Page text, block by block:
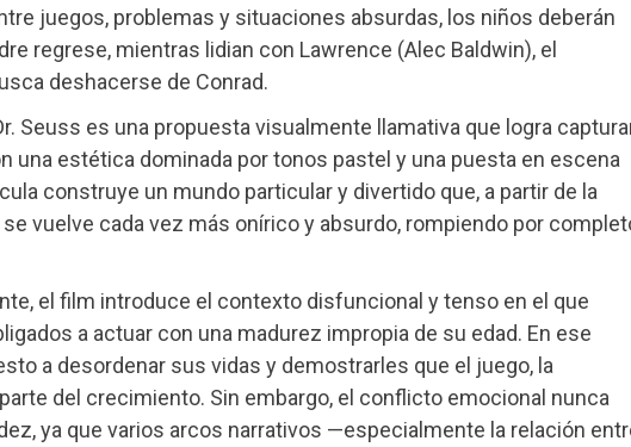
juegos, problemas y situaciones absurdas, los niños deberán
regrese, mientras lidian con Lawrence (Alec Baldwin), el
deshacerse de Conrad.
Seuss es una propuesta visualmente llamativa que logra
una estética dominada por tonos pastel y una puesta en escena
construye un mundo particular y divertido que, a partir de la
se vuelve cada vez más onírico y absurdo, rompiendo por
el film introduce el contexto disfuncional y tenso en el que
a actuar con una madurez impropia de su edad. En ese
a desordenar sus vidas y demostrarles que el juego, la
del crecimiento. Sin embargo, el conflicto emocional nunca
ya que varios arcos narrativos —especialmente la relación